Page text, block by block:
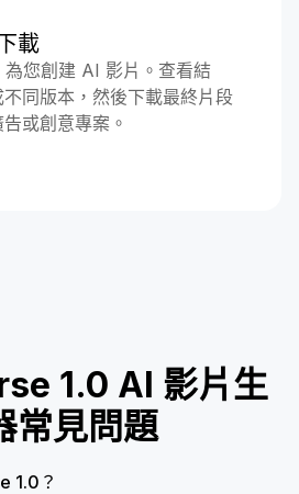
載
您創建 AI 影片。查看結
同版本，然後下載最終片段
或創意專案。
1.0 AI 影片生
常見問題
1.0？